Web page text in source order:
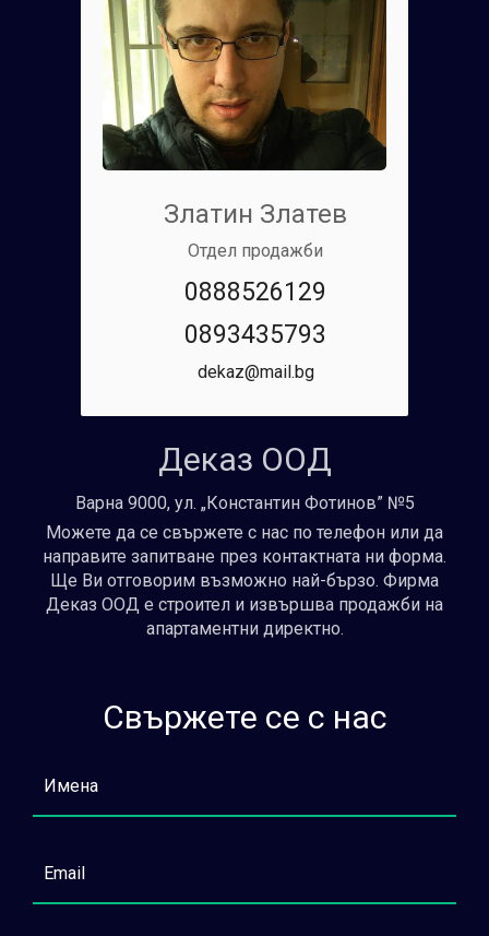
Златин Златев
Отдел продажби
0888526129
0893435793
dekaz@mail.bg
Деказ ООД
Варна 9000, ул. „Константин Фотинов” №5
Можете да се свържете с нас по телефон или да
направите запитване през контактната ни форма.
Ще Ви отговорим възможно най-бързо. Фирма
Деказ ООД е строител и извършва продажби на
апартаментни директно.
Свържете се с нас